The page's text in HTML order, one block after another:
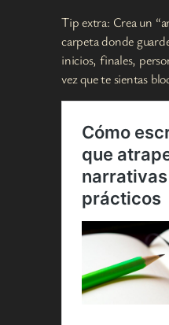
Tip extra: Crea un
carpeta donde
inicios, finales,
vez que te sientas